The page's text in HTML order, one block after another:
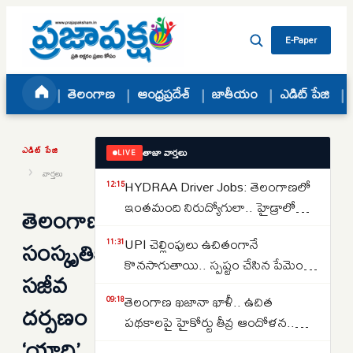
Skip to content
E-Paper
తెలంగాణ ఆంధ్రప్రదేశ్ జాతీయం ఎడిట్ పేజి
ఎడిట్ పేజి
› వార్తలు
తెలంగాణ
సంస్కృతికి
సజీవ
దర్పణం
LIVE తాజా వార్తలు
12:15HYDRAA Driver Jobs: తెలంగాణలో
ఇంతమంది నిరుద్యోగులా.. హైడ్రాలో
వేలాది మంది..
11:31UPI చెల్లింపులు ఉచితంగానే
కొనసాగుతాయి.. స్పష్టం చేసిన పేమెంట్
09:18తెలంగాణ ఖజానా ఖాళీ.. ఉచిత
పథకాలపై హైకోర్టు తీవ్ర ఆందోళన..